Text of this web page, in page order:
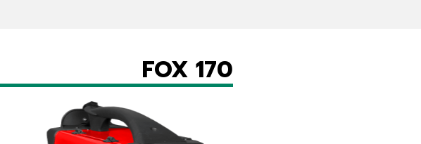
FOX 170